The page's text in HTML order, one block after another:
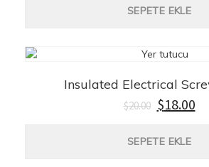
SEPETE EKLE
Insulated Electrical
$20.00 Orijinal
$20.00.
$18.00Şu
SEPETE EKLE